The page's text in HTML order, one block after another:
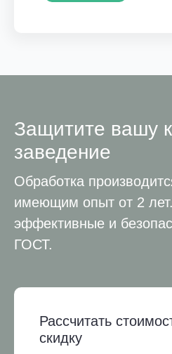
Защитите вашу
заведение
Обработка
имеющим опыт от 2
эффективные и
ГОСТ.
Рассчитать
скидку